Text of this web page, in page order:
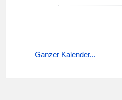
Ganzer Kalender...